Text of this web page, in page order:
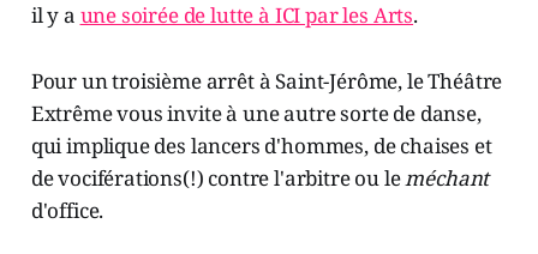
il y a une soirée de lutte à ICI par les Arts.
Pour un troisième arrêt à Saint-Jérôme, le Théâtre
Extrême vous invite à une autre sorte de danse,
qui implique des lancers d'hommes, de chaises et
de vociférations(!) contre l'arbitre ou leméchant
d'office.